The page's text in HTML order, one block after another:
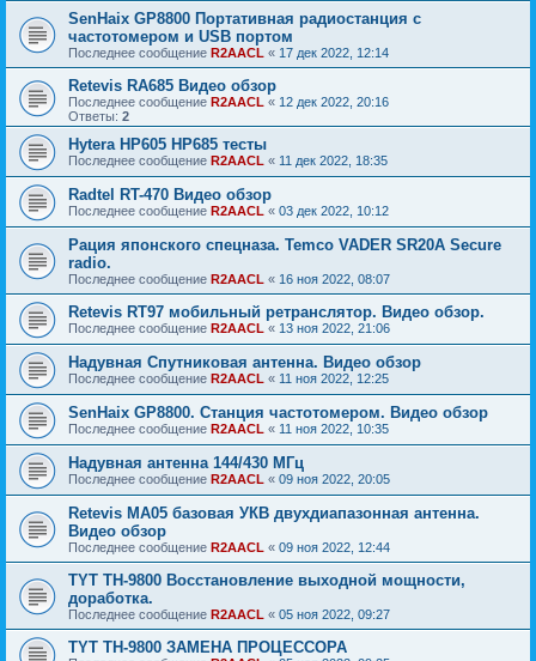
SenHaix GP8800 Портативная радиостанция с
частотомером и USB портом
Последнее сообщение R2AACL « 17 дек 2022, 12:14
Retevis RA685 Видео обзор
Последнее сообщение R2AACL « 12 дек 2022, 20:16
Ответы: 2
Hytera HP605 HP685 тесты
Последнее сообщение R2AACL « 11 дек 2022, 18:35
Radtel RT-470 Видео обзор
Последнее сообщение R2AACL « 03 дек 2022, 10:12
Рация японского спецназа. Temco VADER SR20A Secure
radio.
Последнее сообщение R2AACL « 16 ноя 2022, 08:07
Retevis RT97 мобильный ретранслятор. Видео обзор.
Последнее сообщение R2AACL « 13 ноя 2022, 21:06
Надувная Спутниковая антенна. Видео обзор
Последнее сообщение R2AACL « 11 ноя 2022, 12:25
SenHaix GP8800. Станция частотомером. Видео обзор
Последнее сообщение R2AACL « 11 ноя 2022, 10:35
Надувная антенна 144/430 МГц
Последнее сообщение R2AACL « 09 ноя 2022, 20:05
Retevis MA05 базовая УКВ двухдиапазонная антенна.
Видео обзор
Последнее сообщение R2AACL « 09 ноя 2022, 12:44
TYT TH-9800 Восстановление выходной мощности,
доработка.
Последнее сообщение R2AACL « 05 ноя 2022, 09:27
TYT TH-9800 ЗАМЕНА ПРОЦЕССОРА